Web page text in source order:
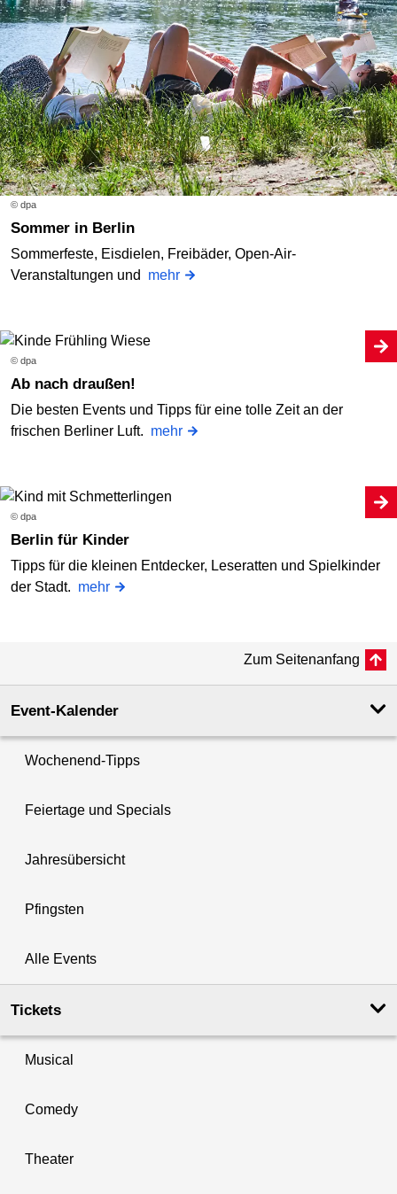
© dpa
Sommer in Berlin
Sommerfeste, Eisdielen, Freibäder, Open-Air-
Veranstaltungen und mehr
© dpa
Ab nach draußen!
Die besten Events und Tipps für eine tolle Zeit an der
frischen Berliner Luft. mehr
© dpa
Berlin für Kinder
Tipps für die kleinen Entdecker, Leseratten und Spielkinder
der Stadt. mehr
Zum Seitenanfang
Event-Kalender
Wochenend-Tipps
Feiertage und Specials
Jahresübersicht
Pfingsten
Alle Events
Tickets
Musical
Comedy
Theater